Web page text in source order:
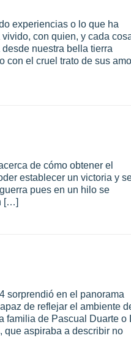
experiencias o lo que ha
con quien, y cada
nuestra bella tierra
con el cruel trato de sus
de cómo obtener el
establecer un victoria y
pues en un hilo se
[…]
sorprendió en el panorama
de reflejar el ambiente
familia de Pascual Duarte o
que aspiraba a describir no